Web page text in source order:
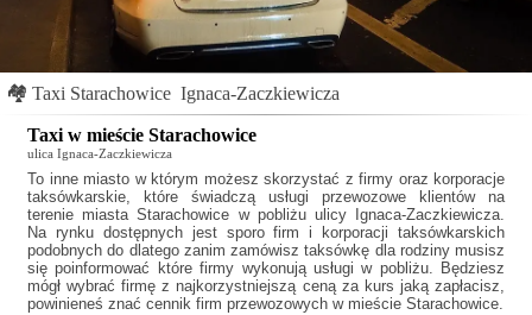
🏘 Taxi Starachowice Ignaca-Zaczkiewicza
Taxi w mieście Starachowice
ulica Ignaca-Zaczkiewicza
To inne miasto w którym możesz skorzystać z firmy oraz korporacje
taksówkarskie, które świadczą usługi przewozowe klientów na
terenie miasta Starachowice w pobliżu ulicy Ignaca-Zaczkiewicza.
Na rynku dostępnych jest sporo firm i korporacji taksówkarskich
podobnych do dlatego zanim zamówisz taksówkę dla rodziny musisz
się poinformować które firmy wykonują usługi w pobliżu. Będziesz
mógł wybrać firmę z najkorzystniejszą ceną za kurs jaką zapłacisz,
powinieneś znać cennik firm przewozowych w mieście Starachowice.